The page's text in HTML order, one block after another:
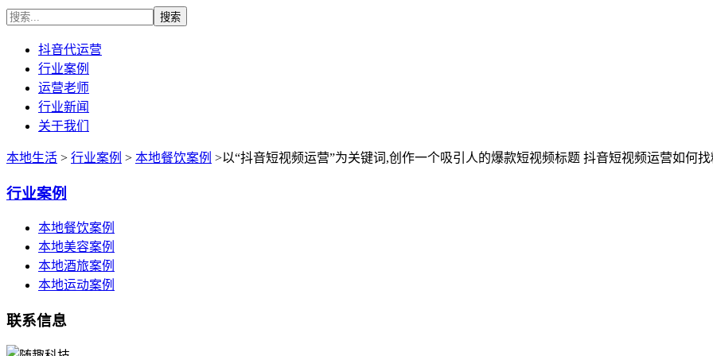
抖音代运营
行业案例
运营老师
行业新闻
关于我们
本地生活 > 行业案例 > 本地餐饮案例 >以“抖音短视频运营”为关键词,创作一个吸引人的爆款短视频标题 抖音短视频运营如何
行业案例
本地餐饮案例
本地美容案例
本地酒旅案例
本地运动案例
联系信息